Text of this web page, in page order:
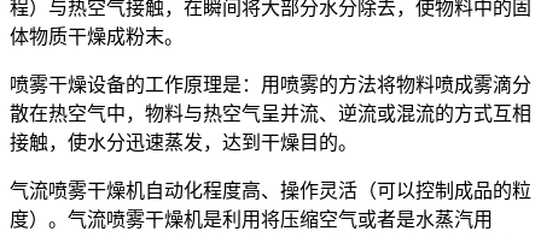
程）与热空气接触，在瞬间将大部分水分除去，使物料中的固
体物质干燥成粉末。
喷雾干燥设备的工作原理是：用喷雾的方法将物料喷成雾滴分
散在热空气中，物料与热空气呈并流、逆流或混流的方式互相
接触，使水分迅速蒸发，达到干燥目的。
气流喷雾干燥机自动化程度高、操作灵活（可以控制成品的粒
度）。气流喷雾干燥机是利用将压缩空气或者是水蒸汽用